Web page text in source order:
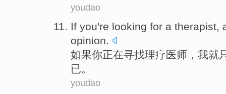
youdao
If you're looking for a therapist,
opinion.
如果你正在寻找理疗医师， 我就
已。
youdao